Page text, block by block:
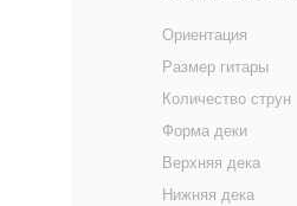
Ориентация
Размер гитары
Количество струн
Форма деки
Верхняя дека
Нижняя дека